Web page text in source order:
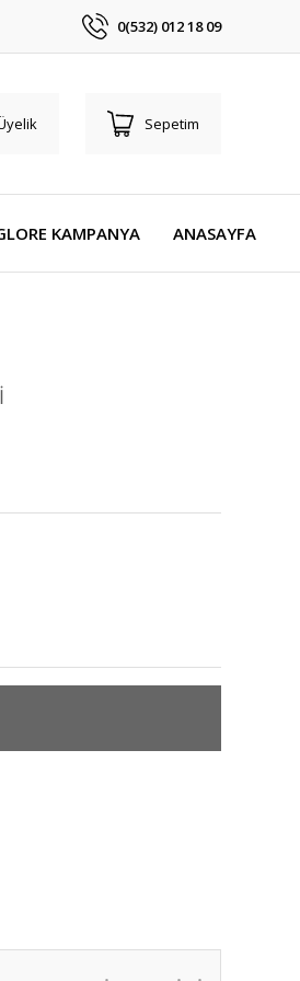
0(532) 012 18 09
Sepetim
KAMPANYA ANASAYFA